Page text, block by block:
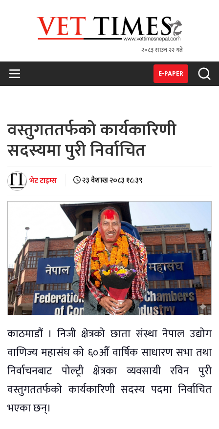
२०८३ साउन २२ गते
E-PAPER
वस्तुगततर्फको कार्यकारिणी
सदस्यमा पुरी निर्वाचित
भेट टाइम्स २३ वैशाख २०८३ १८:३९
काठमाडौं । निजी क्षेत्रको छाता संस्था नेपाल उद्योग
वाणिज्य महासंघ को ६०औँ वार्षिक साधारण सभा तथा
निर्वाचनबाट पोल्ट्री क्षेत्रका व्यवसायी रविन पुरी
वस्तुगततर्फको कार्यकारिणी सदस्य पदमा निर्वाचित
भएका छन्।